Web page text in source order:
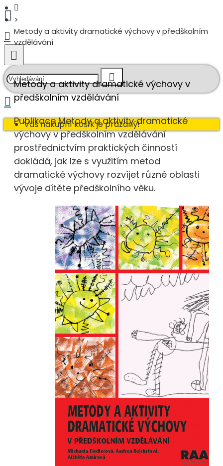
Váš nákupní košík je prázdný!
Metody a aktivity dramatické výchovy v předškolním
vzdělávání
Metody a aktivity dramatické výchovy v
předškolním vzdělávání
Publikace Metody a aktivity dramatické
výchovy v předškolním vzdělávání
prostřednictvím praktických činností
dokládá, jak lze s využitím metod
dramatické výchovy rozvíjet různé oblasti
vývoje dítěte předškolního věku.